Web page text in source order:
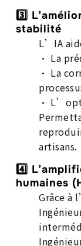
3️⃣
stabilité
L’IA
• La
• La
•
artisans.
4️⃣
humaines
Grâce à